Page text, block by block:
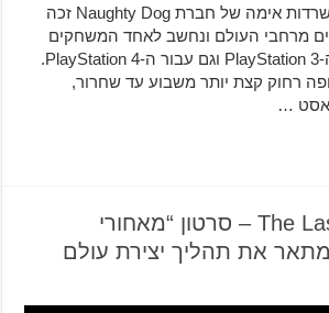
גלובלית. משחק ההישרדות אימה של חברת Naughty Dog זכה
מרחבי העולם ונחשב לאחד המשחקים
הכי טובים גם עבור ה-PlayStation 3 וגם עבור ה-PlayStation 4.
רחוק קצת יותר משבוע עד שחרור,
…
The Last of Us Part II – סרטון “מאחורי
את תהליך יצירת עולם